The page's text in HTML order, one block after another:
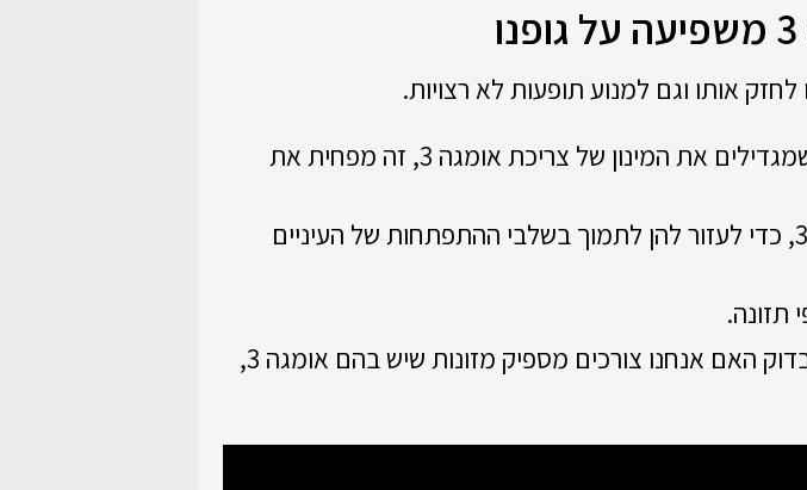
חוסר באומגה 3 עלול להביא להופעת דלקות שונות בגוף וכשמגדילים את המינון של צריכת אומגה 3, זה מפחית את
הרבה פעמים רופאים ממליצים לנשים בהריון לצרוך אומגה 3, כדי לעזור להן לתמוך בשלבי ההתפתחות של העיניים
חשוב לדעת שצריכה מוגברת עלולה להזיק לנו ולכן חשוב לבדוק האם אנחנו צורכים מספיק מזונות שיש בהם אומגה 3,